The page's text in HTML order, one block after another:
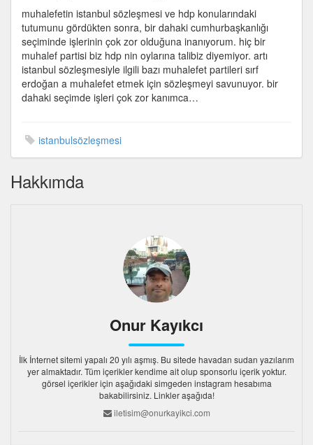
muhalefetin istanbul sözleşmesi ve hdp konularındaki
tutumunu gördükten sonra, bir dahaki cumhurbaşkanlığı
seçiminde işlerinin çok zor olduğuna inanıyorum. hiç bir
muhalef partisi biz hdp nin oylarına talibiz diyemiyor. artı
istanbul sözleşmesiyle ilgili bazı muhalefet partileri sırf
erdoğan a muhalefet etmek için sözleşmeyi savunuyor. bir
dahaki seçimde işleri çok zor kanımca…
istanbulsözleşmesi
Hakkımda
Onur Kayıkcı
İlk İnternet sitemi yapalı 20 yılı aşmış. Bu sitede havadan sudan yazılarım
yer almaktadır. Tüm içerikler kendime ait olup sponsorlu içerik yoktur.
görsel içerikler için aşağıdaki simgeden instagram hesabıma
bakabilirsiniz. Linkler aşağıda!
iletisim@onurkayikci.com